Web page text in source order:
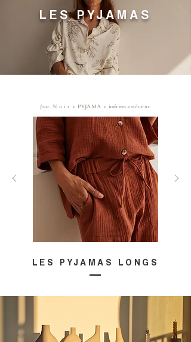
LES PYJAMAS
Jour. Nuit • PYJAMA • intérieur.extérieur.
LES PYJAMAS LONGS